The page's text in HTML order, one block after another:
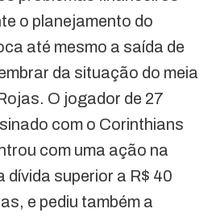
o planejamento do
até mesmo a saída de
da situação do meia
O jogador de 27
com o Corinthians
com uma ação na
dívida superior a R$ 40
e pediu também a